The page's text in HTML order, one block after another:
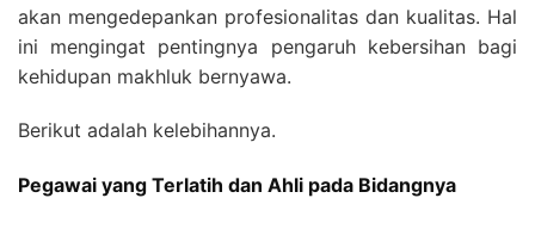
akan mengedepankan profesionalitas dan kualitas. Hal
ini mengingat pentingnya pengaruh kebersihan bagi
kehidupan makhluk bernyawa.
Berikut adalah kelebihannya.
Pegawai yang Terlatih dan Ahli pada Bidangnya